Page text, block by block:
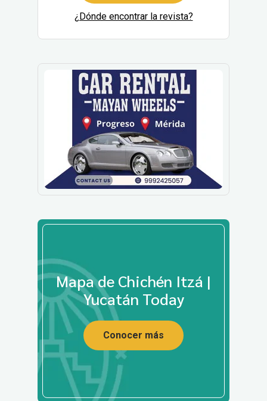
¿Dónde encontrar la revista?
Mapa de Chichén Itzá |
Yucatán Today
Conocer más